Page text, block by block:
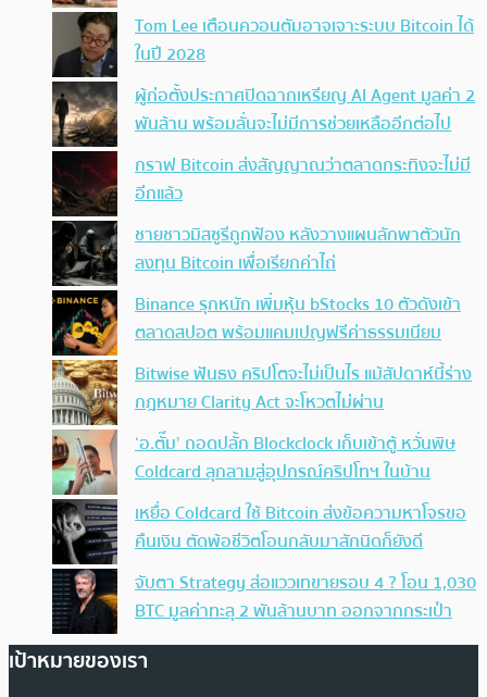
Tom Lee เตือนควอนตัมอาจเจาะระบบ Bitcoin ได้
ในปี 2028
ผู้ก่อตั้งประกาศปิดฉากเหรียญ AI Agent มูลค่า 2
พันล้าน พร้อมลั่นจะไม่มีการช่วยเหลืออีกต่อไป
กราฟ Bitcoin ส่งสัญญาณว่าตลาดกระทิงจะไม่มี
อีกแล้ว
ชายชาวมิสซูรีถูกฟ้อง หลังวางแผนลักพาตัวนัก
ลงทุน Bitcoin เพื่อเรียกค่าไถ่
Binance รุกหนัก เพิ่มหุ้น bStocks 10 ตัวดังเข้า
ตลาดสปอต พร้อมแคมเปญฟรีค่าธรรมเนียม
Bitwise ฟันธง คริปโตจะไม่เป็นไร แม้สัปดาห์นี้ร่าง
กฎหมาย Clarity Act จะโหวตไม่ผ่าน
‘อ.ตั๊ม’ ถอดปลั้ก Blockclock เก็บเข้าตู้ หวั่นพิษ
Coldcard ลุกลามสู่อุปกรณ์คริปโทฯ ในบ้าน
เหยื่อ Coldcard ใช้ Bitcoin ส่งข้อความหาโจรขอ
คืนเงิน ตัดพ้อชีวิตโอนกลับมาสักนิดก็ยังดี
จับตา Strategy ส่อแววเทขายรอบ 4 ? โอน 1,030
BTC มูลค่าทะลุ 2 พันล้านบาท ออกจากกระเป๋า
เป้าหมายของเรา